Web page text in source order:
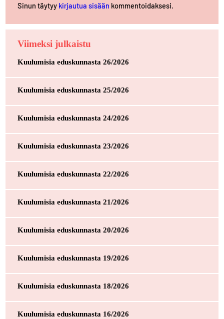
Sinun täytyy kirjautua sisään kommentoidaksesi.
Viimeksi julkaistu
Kuulumisia eduskunnasta 26/2026
Kuulumisia eduskunnasta 25/2026
Kuulumisia eduskunnasta 24/2026
Kuulumisia eduskunnasta 23/2026
Kuulumisia eduskunnasta 22/2026
Kuulumisia eduskunnasta 21/2026
Kuulumisia eduskunnasta 20/2026
Kuulumisia eduskunnasta 19/2026
Kuulumisia eduskunnasta 18/2026
Kuulumisia eduskunnasta 16/2026